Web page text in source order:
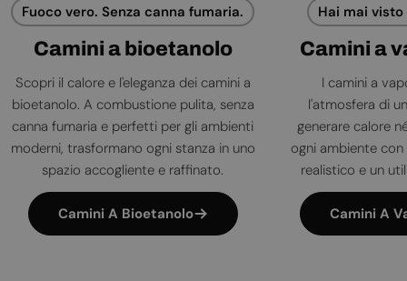
Fuoco vero. Senza canna fumaria.
Camini a bioetanolo
Scopri il calore e l'eleganza dei camini a
bioetanolo. A combustione pulita, senza
canna fumaria e perfetti per gli ambienti
moderni, trasformano ogni stanza in uno
spazio accogliente e raffinato.
Camini A Bioetanolo
Hai mai
Camini a
I camini a
l'atmosfera di
generare calore
ogni ambiente
realistico e un
Camini A